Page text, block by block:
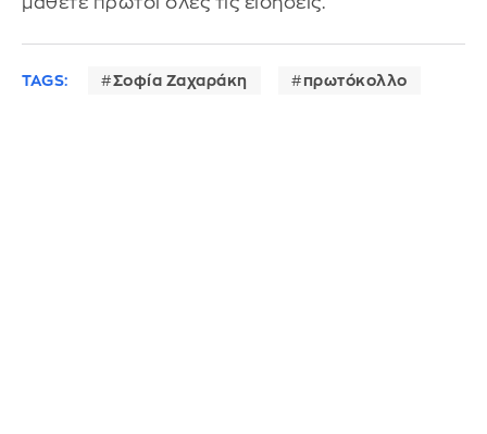
TAGS: Σοφία Ζαχαράκη πρωτόκολλο